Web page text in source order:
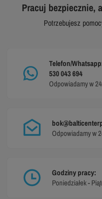
Pracuj bezpiecznie,
Potrzebujesz
Telefon/
530 043 694
Odpowiadamy w
Odpowiadamy w
Godziny pracy:
Poniedziałek -